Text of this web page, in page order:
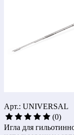
Арт.: UNIVERSAL
(0)
Игла для